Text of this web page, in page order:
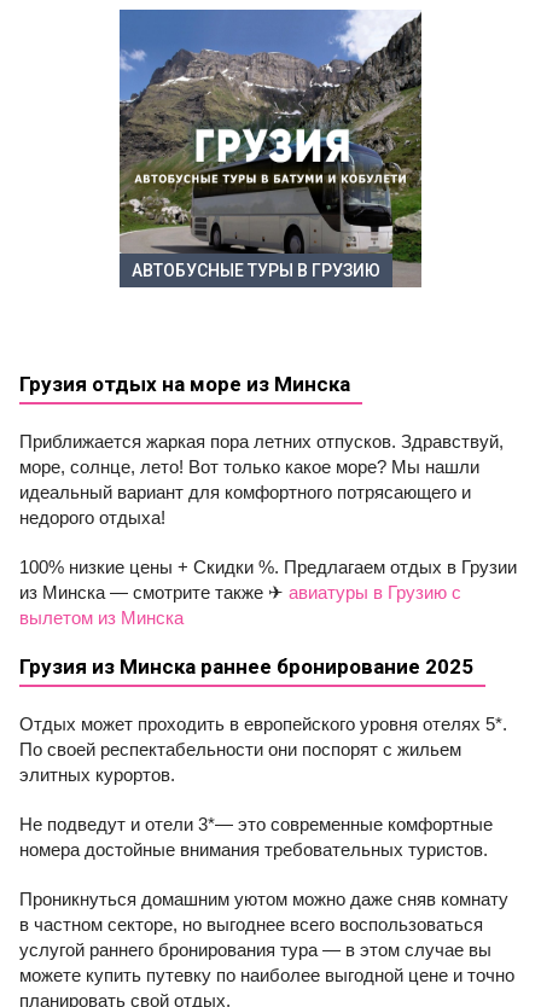
АВТОБУСНЫЕ ТУРЫ В ГРУЗИЮ
Грузия отдых на море из Минска
Приближается жаркая пора летних отпусков. Здравствуй,
море, солнце, лето! Вот только какое море? Мы нашли
идеальный вариант для комфортного потрясающего и
недорого отдыха!
100% низкие цены + Скидки %. Предлагаем отдых в Грузии
из Минска — смотрите также ✈ авиатуры в Грузию с
вылетом из Минска
Грузия из Минска раннее бронирование 2025
Отдых может проходить в европейского уровня отелях 5*.
По своей респектабельности они поспорят с жильем
элитных курортов.
Не подведут и отели 3*— это современные комфортные
номера достойные внимания требовательных туристов.
Проникнуться домашним уютом можно даже сняв комнату
в частном секторе, но выгоднее всего воспользоваться
услугой раннего бронирования тура — в этом случае вы
можете купить путевку по наиболее выгодной цене и точно
планировать свой отдых.